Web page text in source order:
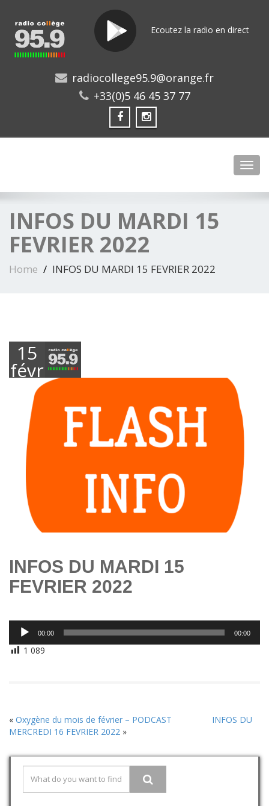
Ecoutez la radio en direct
radiocollege95.9@orange.fr
+33(0)5 46 45 37 77
INFOS DU MARDI 15
FEVRIER 2022
Home INFOS DU MARDI 15 FEVRIER 2022
15
février
2022
INFOS DU MARDI 15
FEVRIER 2022
Lecteur
audio
00:00 00:00
1 089
« Oxygène du mois de février – PODCAST
INFOS DU
MERCREDI 16 FEVRIER 2022 »